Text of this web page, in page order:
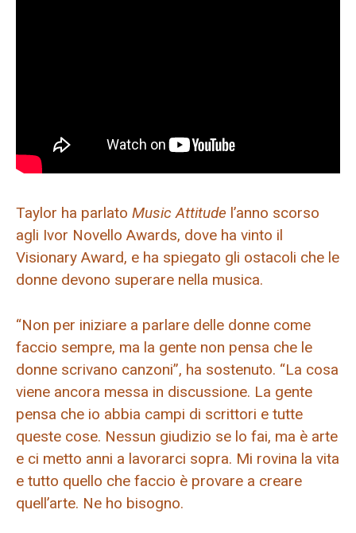
Taylor ha parlato Music Attitude l’anno scorso
agli Ivor Novello Awards, dove ha vinto il
Visionary Award, e ha spiegato gli ostacoli che le
donne devono superare nella musica.
“Non per iniziare a parlare delle donne come
faccio sempre, ma la gente non pensa che le
donne scrivano canzoni”, ha sostenuto. “La cosa
viene ancora messa in discussione. La gente
pensa che io abbia campi di scrittori e tutte
queste cose. Nessun giudizio se lo fai, ma è arte
e ci metto anni a lavorarci sopra. Mi rovina la vita
e tutto quello che faccio è provare a creare
quell’arte. Ne ho bisogno.